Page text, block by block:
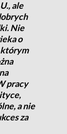
ale
Nie
o
którym
pracy
a nie
za